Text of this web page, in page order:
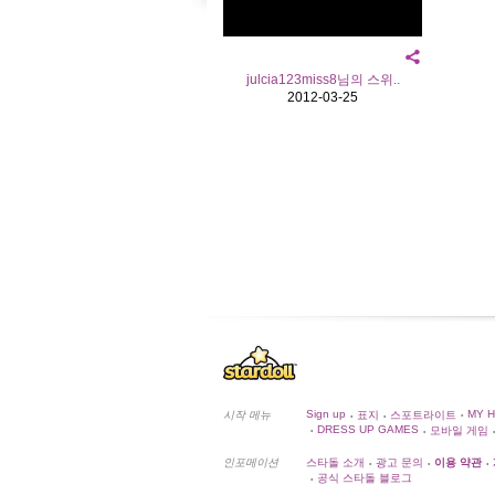
julcia123miss8님의 스위..
2012-03-25
시작 메뉴 Sign up • 표지 • 스포트라이트 • MY
• DRESS UP GAMES • 모바일 게임 •
인포메이션 스타돌 소개 • 광고 문의 • 이용 약관 •
• 공식 스타돌 블로그